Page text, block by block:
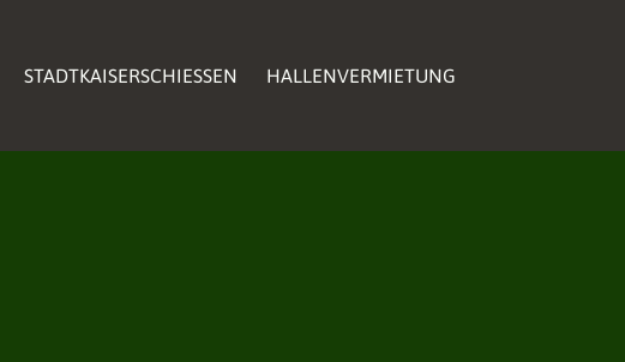
STADTKAISERSCHIESSEN HALLENVERMIETUNG